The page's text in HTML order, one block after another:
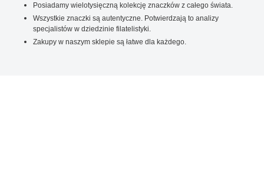
Posiadamy wielotysięczną kolekcję znaczków z całego świata.
Wszystkie znaczki są autentyczne. Potwierdzają to analizy
specjalistów w dziedzinie filatelistyki.
Zakupy w naszym sklepie są łatwe dla każdego.